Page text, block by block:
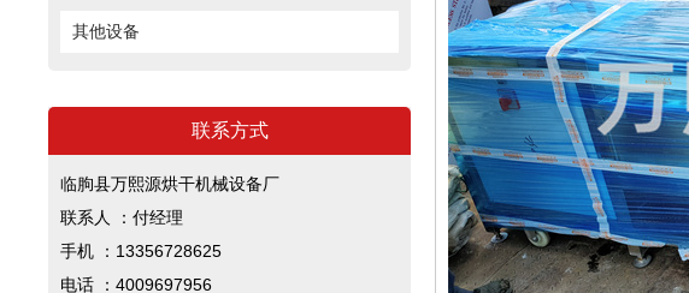
其他设备
联系方式
临朐县万熙源烘干机械设备厂
联系人 ：付经理
手机 ：13356728625
电话 ：4009697956